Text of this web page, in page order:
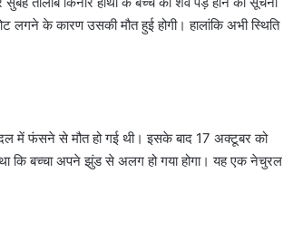
लगने के कारण उसकी मौत हुई होगी। हालांकि अभी स्थिति
में फंसने से मौत हो गई थी। इसके बाद 17 अक्टूबर को
कि बच्चा अपने झुंड से अलग हो गया होगा। यह एक नेचुरल